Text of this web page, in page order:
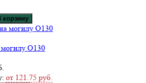
корзину
могилу О130
от 121.75 руб.